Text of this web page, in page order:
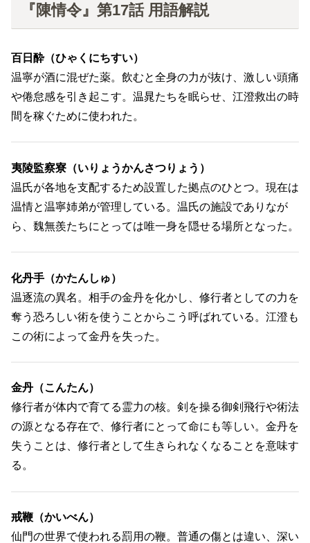
『陳情令』第17話 用語解説
百日酔（ひゃくにちすい）
温寧が酒に混ぜた薬。飲むと全身の力が抜け、激しい頭痛
や倦怠感を引き起こす。温晁たちを眠らせ、江澄救出の時
間を稼ぐために使われた。
夷陵監察寮（いりょうかんさつりょう）
温氏が各地を支配するため設置した拠点のひとつ。現在は
温情と温寧姉弟が管理している。温氏の施設でありなが
ら、魏無羨たちにとっては唯一身を隠せる場所となった。
化丹手（かたんしゅ）
温逐流の異名。相手の金丹を化かし、修行者としての力を
奪う恐ろしい術を使うことからこう呼ばれている。江澄も
この術によって金丹を失った。
金丹（こんたん）
修行者が体内で育てる霊力の核。剣を操る御剣飛行や術法
の源となる存在で、修行者にとって命にも等しい。金丹を
失うことは、修行者として生きられなくなることを意味す
る。
戒鞭（かいべん）
仙門の世界で使われる罰用の鞭。普通の傷とは違い、深い